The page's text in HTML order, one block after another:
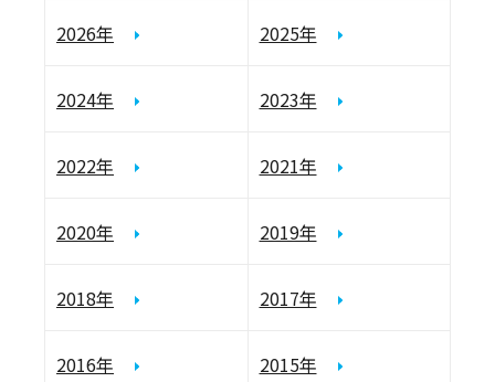
2026年 2025年
2024年 2023年
2022年 2021年
2020年 2019年
2018年 2017年
2016年 2015年